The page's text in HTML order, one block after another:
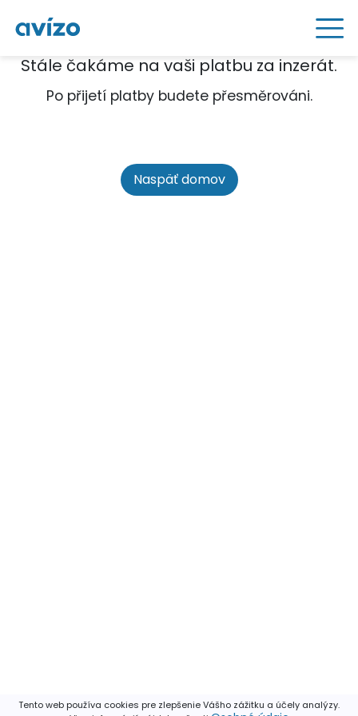
Tento web používa cookies pre zlepšenie Vášho zážitku a účely analýzy.
Stále čakáme na vaši platbu za inzerát.
Po přijetí platby budete přesměrováni.
Naspäť domov